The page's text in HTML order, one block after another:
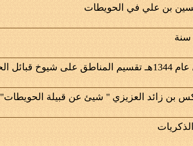
بن علي في الحويطات
الحجاز
بن زائد العزيزي " شيئ عن قبيلة الحويطات"